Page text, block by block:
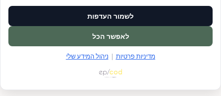
לשמור העדפות
לאפשר הכל
מדיניות פרטיות | ניהול המידע שלי